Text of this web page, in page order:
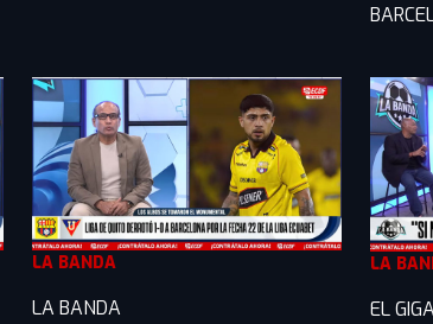
LA BANDA
LA BANDA
LA
EL